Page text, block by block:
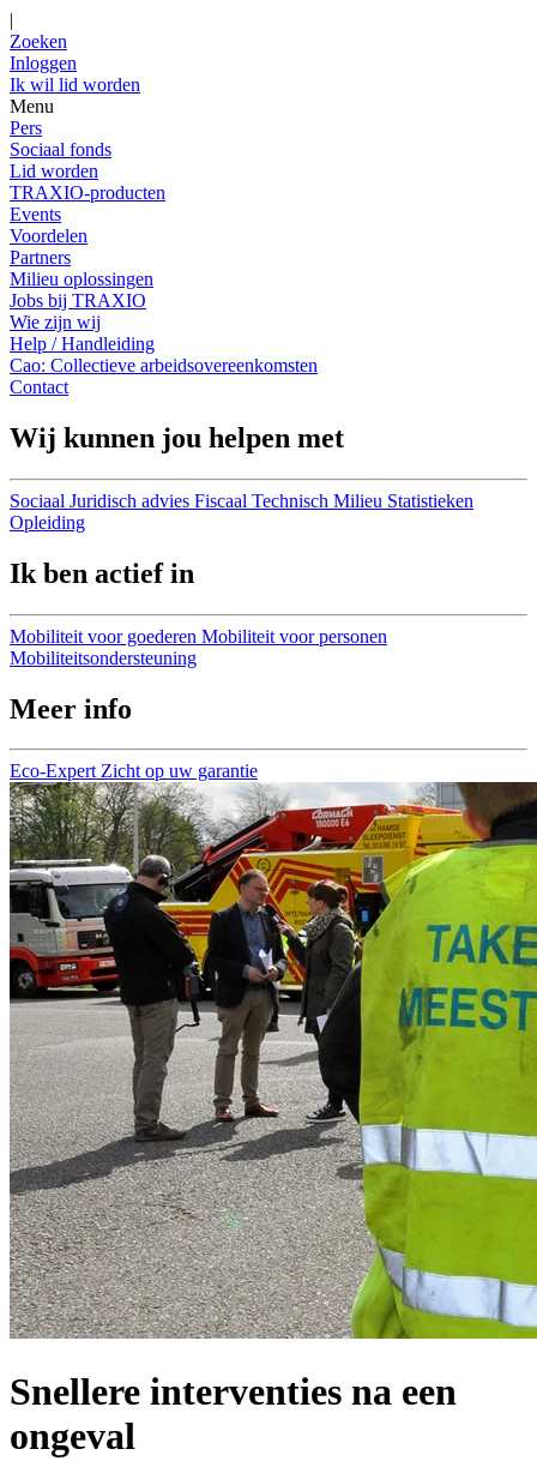
|
Zoeken
Inloggen
Ik wil lid worden
Menu
Pers
Sociaal fonds
Lid worden
TRAXIO-producten
Events
Voordelen
Partners
Milieu oplossingen
Jobs bij TRAXIO
Wie zijn wij
Help / Handleiding
Cao: Collectieve arbeidsovereenkomsten
Contact
Wij kunnen jou helpen met
Sociaal Juridisch advies Fiscaal Technisch Milieu Statistieken
Opleiding
Ik ben actief in
Mobiliteit voor goederen Mobiliteit voor personen
Mobiliteitsondersteuning
Meer info
Eco-Expert Zicht op uw garantie
Snellere interventies na een
ongeval